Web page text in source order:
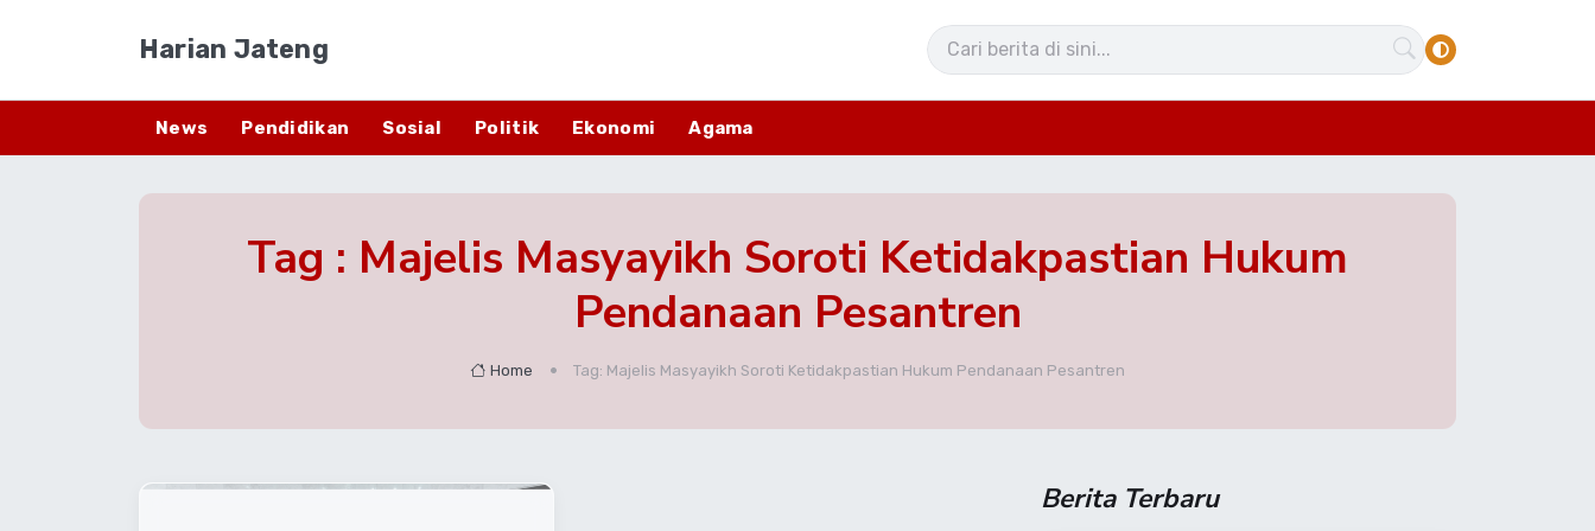
Harian Jateng
News Pendidikan Sosial Politik Ekonomi Agama
Tag : Majelis Masyayikh Soroti Ketidakpastian Hukum
Pendanaan Pesantren
Home Tag: Majelis Masyayikh Soroti Ketidakpastian Hukum Pendanaan Pesantren
Berita Terbaru